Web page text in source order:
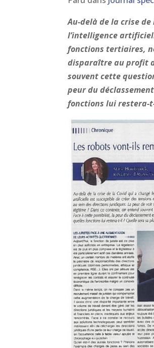
Au-delà de la crise
l’intelligence
fonctions tertiaires,
disparaître au profit
souvent cette
peur du
fonctions lui restera-